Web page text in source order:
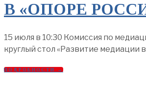
В «ОПОРЕ
15 июля в 10:30 Комиссия по
круглый стол «Развитие
ПОДРОБНОСТИ →